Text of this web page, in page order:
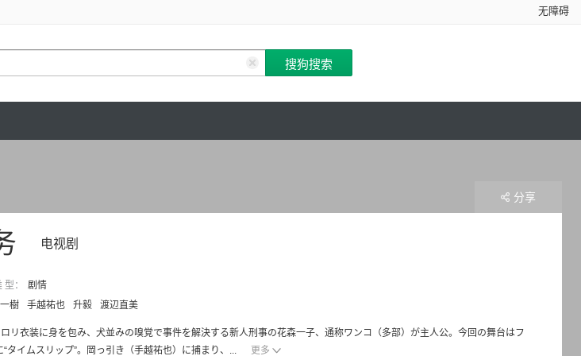
无障碍
电视剧
型：
剧情
樹 手越祐也 升毅 渡辺直美
リ衣装に身を包み、犬並みの嗅覚で事件を解決する新人刑事の花森一子、通称ワンコ（多部）が主人公。今回の舞台はフ
イムスリップ”。岡っ引き（手越祐也）に捕まり、...
更多
分享